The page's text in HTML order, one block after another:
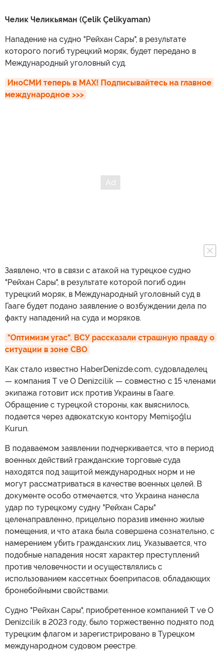
Челик Челикьяман (Çelik Çelikyaman)
Нападение на судно "Рейхан Сары", в результате
которого погиб турецкий моряк, будет передано в
Международный уголовный суд.
ИноСМИ теперь в MAX! Подписывайтесь на главное
международное >>>
Заявлено, что в связи с атакой на турецкое судно
"Рейхан Сары", в результате которой погиб один
турецкий моряк, в Международный уголовный суд в
Гааге будет подано заявление о возбуждении дела по
факту нападений на суда и моряков.
"Оптимизм угас". ВСУ рассказали страшную правду о
ситуации в зоне СВО
Как стало известно HaberDenizde.com, судовладелец
— компания T ve O Denizcilik — совместно с 15 членами
экипажа готовит иск против Украины в Гааге.
Обращение с турецкой стороны, как выяснилось,
подается через адвокатскую контору Memişoğlu
Kurun.
В подаваемом заявлении подчеркивается, что в период
военных действий гражданские торговые суда
находятся под защитой международных норм и не
могут рассматриваться в качестве военных целей. В
документе особо отмечается, что Украина нанесла
удар по турецкому судну "Рейхан Сары"
целенаправленно, прицельно поразив именно жилые
помещения, и что атака была совершена сознательно, с
намерением убить гражданских лиц. Указывается, что
подобные нападения носят характер преступлений
против человечности и осуществлялись с
использованием кассетных боеприпасов, обладающих
бронебойными свойствами.
Судно "Рейхан Сары", приобретенное компанией T ve O
Denizcilik в 2023 году, было торжественно поднято под
турецким флагом и зарегистрировано в Турецком
международном судовом реестре.